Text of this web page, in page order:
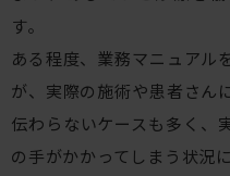
す。
ある程度、業務マニュアル
が、実際の施術や患者さん
伝わらないケースも多く、
の手がかかってしまう状況